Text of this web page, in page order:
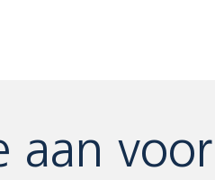
aan